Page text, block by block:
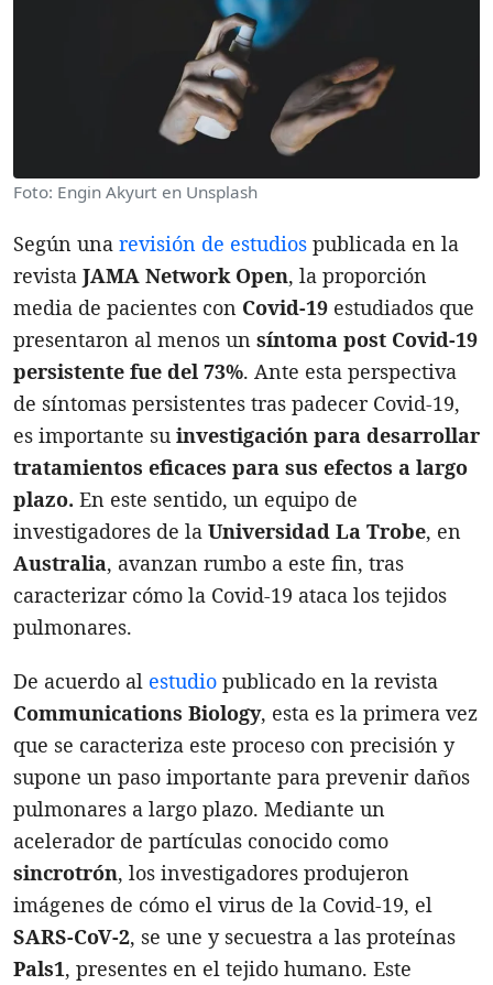
Foto: Engin Akyurt en Unsplash
Según una revisión de estudios publicada en la
revista JAMA Network Open, la proporción
media de pacientes con Covid-19 estudiados que
presentaron al menos un síntoma post Covid-19
persistente fue del 73%. Ante esta perspectiva
de síntomas persistentes tras padecer Covid-19,
es importante su investigación para desarrollar
tratamientos eficaces para sus efectos a largo
plazo. En este sentido, un equipo de
investigadores de la Universidad La Trobe, en
Australia, avanzan rumbo a este fin, tras
caracterizar cómo la Covid-19 ataca los tejidos
pulmonares.
De acuerdo al estudio publicado en la revista
Communications Biology, esta es la primera vez
que se caracteriza este proceso con precisión y
supone un paso importante para prevenir daños
pulmonares a largo plazo. Mediante un
acelerador de partículas conocido como
sincrotrón, los investigadores produjeron
imágenes de cómo el virus de la Covid-19, el
SARS-CoV-2, se une y secuestra a las proteínas
Pals1, presentes en el tejido humano. Este